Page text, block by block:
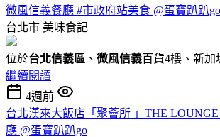
微風信義餐廳 #市政府站美食 @蛋寶趴趴go
台北市 美味食記
位於台北信義區 、 微風信義百貨4樓、新加
繼續閱讀
4週前
台北漢來大飯店「聚薈所 」THE
廳 @蛋寶趴趴go